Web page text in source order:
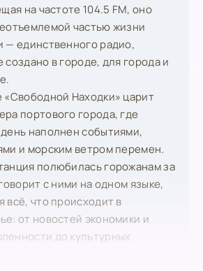
на частоте 104.5 FM, оно
частью жизни
— единственного радио,
создано в городе, для города и
«Свободной Находки» царит
портового города, где
наполнен событиями,
и морским ветром перемен.
полюбилась горожанам за
с ними на одном языке,
всё, что происходит в
от новостей экономики и
до культурных